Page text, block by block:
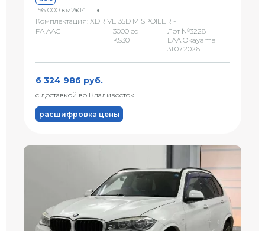
156 000 км2014 г.
Комплектация: XDRIVE 35D M SPOILER -
FA AAC
3000 сс
KS30
Лот №3228
LAA Okayama
31.07.2026
6 324 986 руб.
с доставкой во Владивосток
расшифровка цены